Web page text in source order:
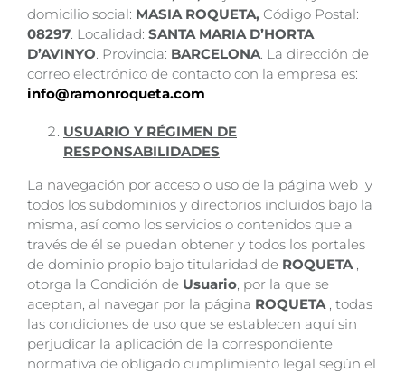
domicilio social: MASIA ROQUETA, Código Postal:
08297. Localidad: SANTA MARIA D’HORTA
D’AVINYO. Provincia: BARCELONA. La dirección de
correo electrónico de contacto con la empresa es:
info@ramonroqueta.com
USUARIO Y RÉGIMEN DE
RESPONSABILIDADES
La navegación por acceso o uso de la página web y
todos los subdominios y directorios incluidos bajo la
misma, así como los servicios o contenidos que a
través de él se puedan obtener y todos los portales
de dominio propio bajo titularidad de ROQUETA ,
otorga la Condición de Usuario, por la que se
aceptan, al navegar por la página ROQUETA , todas
las condiciones de uso que se establecen aquí sin
perjudicar la aplicación de la correspondiente
normativa de obligado cumplimiento legal según el